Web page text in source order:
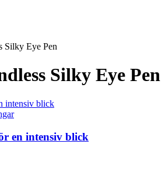
Silky Eye Pen
Silky Eye Pen
en intensiv blick